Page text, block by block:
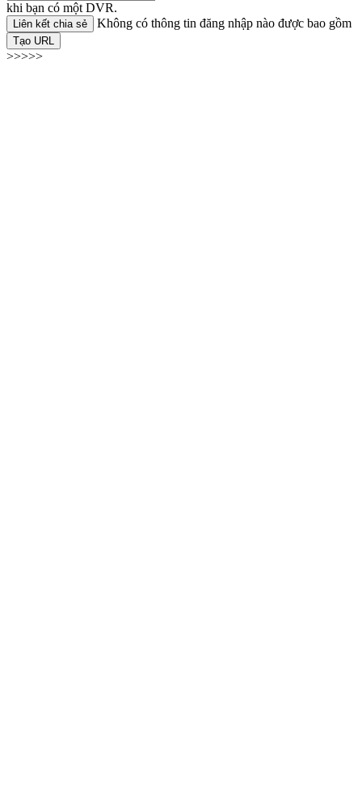
khi bạn có một DVR.
Liên kết chia sẻ Không có thông tin đăng nhập nào được bao gồm
Tạo URL
>>>>>